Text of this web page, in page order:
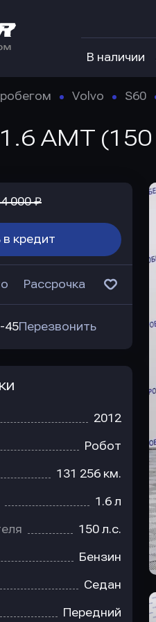
В наличии
Volvo S60
AMT
000 ₽
в кредит
Рассрочка
45Перезвонить
2012
Робот
131 256 км.
1.6 л
150 л.с.
Бензин
Седан
Передний